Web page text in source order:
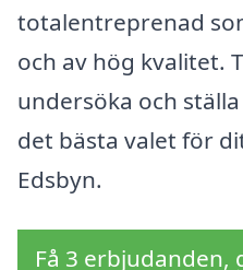
totalentreprenad
och av hög kvalitet.
undersöka och
det bästa valet för
Edsbyn.
Få 3 erbjudanden,